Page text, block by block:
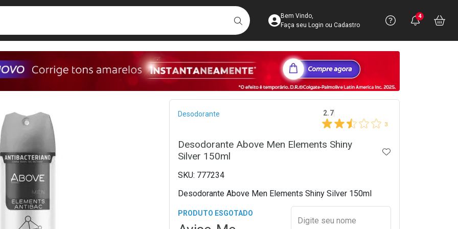
BUSCARAcesse sua Conta
Bem Vindo,
Faça seu Login ou Cadastro
Precisa
Ver Recursos
Você
4
Breadcrumb
Desodorante 2.7
3
Desodorante Above Men Elements Shiny
Silver 150ml
ADICIONAR AOS
777234
Desodorante Above Men Elements Shiny Silver 150ml
PRODUTO ESGOTADO Preencher nome e email
Digite seu nome